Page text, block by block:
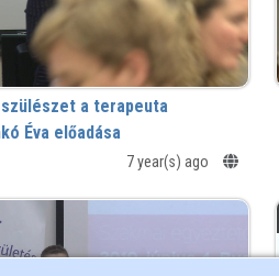
szülészet a terapeuta
Éva előadása
7 year(s) ago